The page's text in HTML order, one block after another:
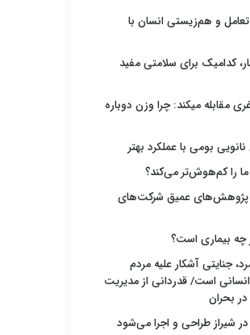
و هم‌زیستی انسان با
کدامیک برای سلامتی مفید
مقابله میکند: چرا وزن دوباره
بومی با عملکرد بهتر
را کم‌هوش‌تر می‌کند؟
پژوهش‌های عمیق شرکت‌های
چه بیماری است؟
جنایتی آشکار علیه مردم
است/ قدردانی از مدیریت
بحران
در شیراز طراحی و اجرا می‌شود